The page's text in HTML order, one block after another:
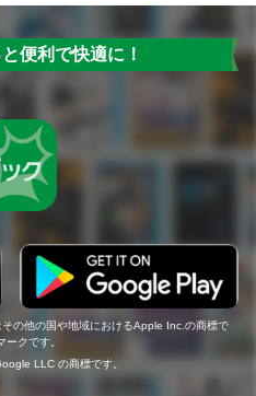
便利で快適に！
の他の国や地域におけるApple Inc.の商標で
クです。
LLC の商標です。